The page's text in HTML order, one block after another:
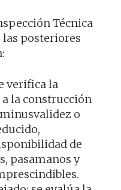
Técnica
las posteriores
verifica la
a la construcción
o
de
pasamanos y